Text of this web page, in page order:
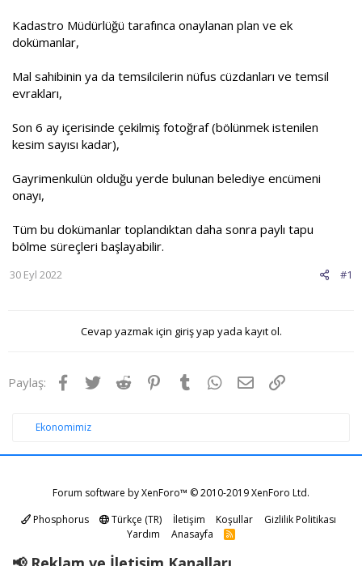
Kadastro Müdürlüğü tarafınca onaylanan plan ve ek
dokümanlar,
Mal sahibinin ya da temsilcilerin nüfus cüzdanları ve temsil
evrakları,
Son 6 ay içerisinde çekilmiş fotoğraf (bölünmek istenilen
kesim sayısı kadar),
Gayrimenkulün olduğu yerde bulunan belediye encümeni
onayı,
Tüm bu dokümanlar toplandıktan daha sonra paylı tapu
bölme süreçleri başlayabilir.
#1
30 Eyl 2022
Cevap yazmak için giriş yap yada kayıt ol.
Paylaş: Facebook
TwitterReddit Pinterest
Tumblr WhatsApp
E-postaLink
Ekonomimiz
Forum software by XenForo™ © 2010-2019 XenForo Ltd.
Phosphorus
Türkçe (TR) İletişim Koşullar
Gizlilik Politikası
Yardım
Anasayfa
R